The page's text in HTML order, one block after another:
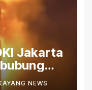
Jakarta
NEWS